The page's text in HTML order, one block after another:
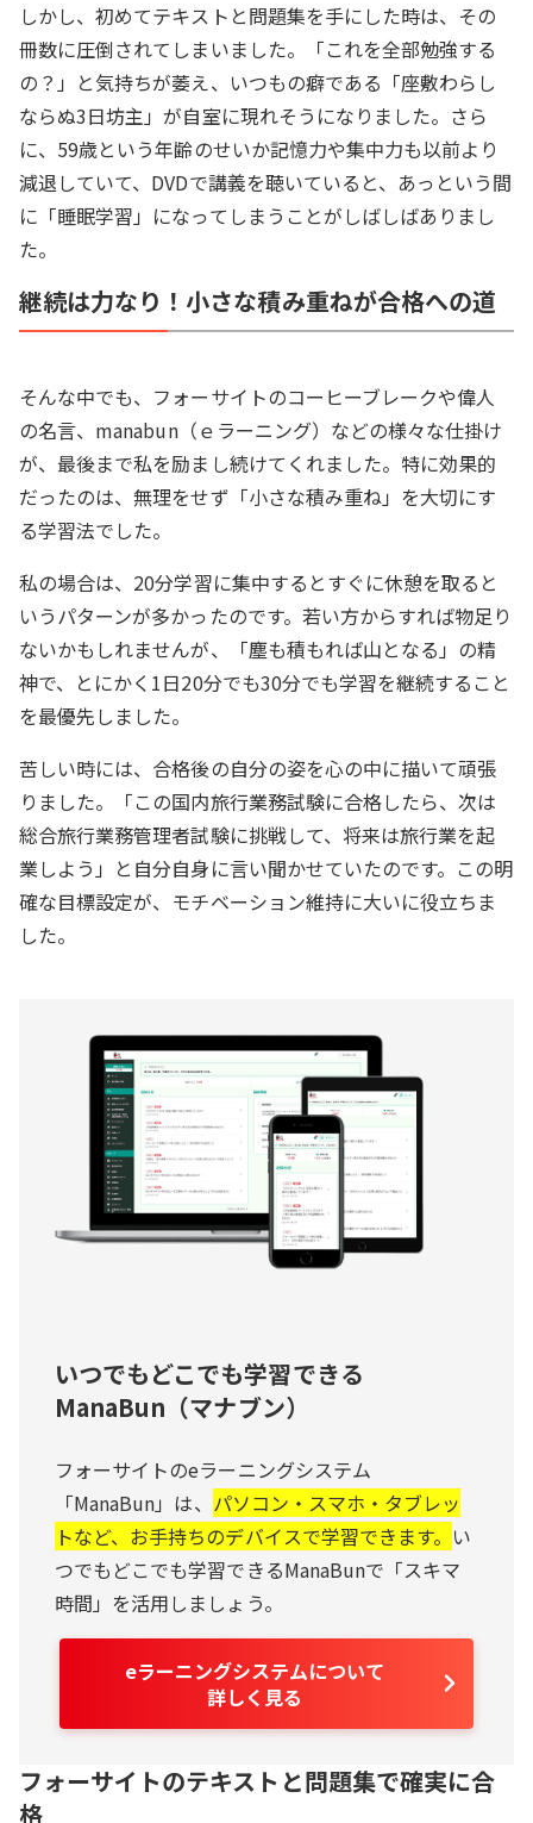
しかし、初めてテキストと問題集を手にした時は、その
冊数に圧倒されてしまいました。「これを全部勉強する
の？」と気持ちが萎え、いつもの癖である「座敷わらし
ならぬ3日坊主」が自室に現れそうになりました。さら
に、59歳という年齢のせいか記憶力や集中力も以前より
減退していて、DVDで講義を聴いていると、あっという間
に「睡眠学習」になってしまうことがしばしばありまし
た。
継続は力なり！小さな積み重ねが合格への道
そんな中でも、フォーサイトのコーヒーブレークや偉人
の名言、manabun（ｅラーニング）などの様々な仕掛け
が、最後まで私を励まし続けてくれました。特に効果的
だったのは、無理をせず「小さな積み重ね」を大切にす
る学習法でした。
私の場合は、20分学習に集中するとすぐに休憩を取ると
いうパターンが多かったのです。若い方からすれば物足り
ないかもしれませんが、「塵も積もれば山となる」の精
神で、とにかく1日20分でも30分でも学習を継続すること
を最優先しました。
苦しい時には、合格後の自分の姿を心の中に描いて頑張
りました。「この国内旅行業務試験に合格したら、次は
総合旅行業務管理者試験に挑戦して、将来は旅行業を起
業しよう」と自分自身に言い聞かせていたのです。この明
確な目標設定が、モチベーション維持に大いに役立ちま
した。
いつでもどこでも学習できる
ManaBun（マナブン）
フォーサイトのeラーニングシステム
「ManaBun」は、 パソコン・スマホ・タブレッ
トなど、お手持ちのデバイスで学習できます。 い
つでもどこでも学習できるManaBunで「スキマ
時間」を活用しましょう。
eラーニングシステムについて
詳しく見る
フォーサイトのテキストと問題集で確実に合
格